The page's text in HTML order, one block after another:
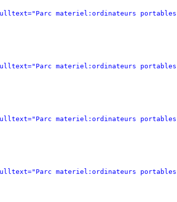
materiel:ordinateurs
materiel:ordinateurs
materiel:ordinateurs
materiel:ordinateurs